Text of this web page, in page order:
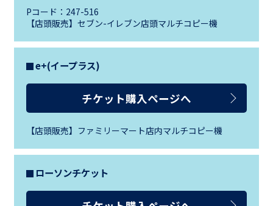
Pコード：247-516
【店頭販売】セブン-イレブン店頭マルチコピー機
e+(イープラス)
チケット購入ページへ
【店頭販売】ファミリーマート店内マルチコピー機
ローソンチケット